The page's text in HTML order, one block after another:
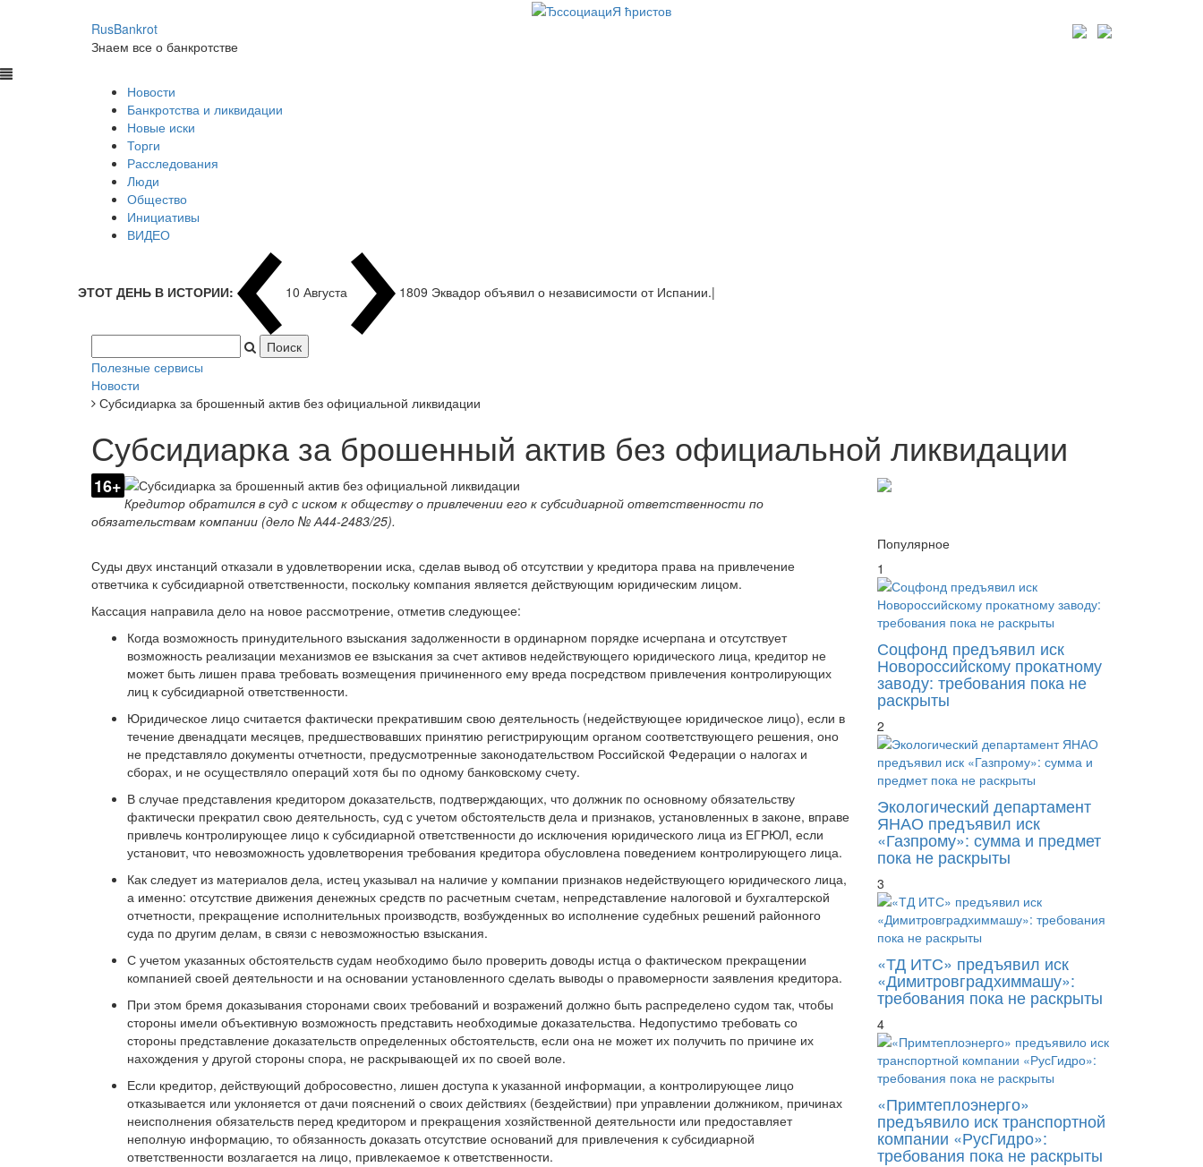
RusBankrot
Знаем все о банкротстве
Новости
Банкротства и ликвидации
Новые иски
Торги
Расследования
Люди
Общество
Инициативы
ВИДЕО
ЭТОТ ДЕНЬ В ИСТОРИИ: 10 Августа 1809 Эквадор объявил о независимости от Испании.|
Полезные сервисы
Новости
Субсидиарка за брошенный актив без официальной ликвидации
Субсидиарка за брошенный актив без официальной ликвидации
16+
Кредитор обратился в суд с иском к обществу о привлечении его к субсидиарной ответственности по
обязательствам компании (дело № А44-2483/25).
Суды двух инстанций отказали в удовлетворении иска, сделав вывод об отсутствии у кредитора права на привлечение
ответчика к субсидиарной ответственности, поскольку компания является действующим юридическим лицом.
Кассация направила дело на новое рассмотрение, отметив следующее:
Когда возможность принудительного взыскания задолженности в ординарном порядке исчерпана и отсутствует
возможность реализации механизмов ее взыскания за счет активов недействующего юридического лица, кредитор не
может быть лишен права требовать возмещения причиненного ему вреда посредством привлечения контролирующих
лиц к субсидиарной ответственности.
Юридическое лицо считается фактически прекратившим свою деятельность (недействующее юридическое лицо), если в
течение двенадцати месяцев, предшествовавших принятию регистрирующим органом соответствующего решения, оно
не представляло документы отчетности, предусмотренные законодательством Российской Федерации о налогах и
сборах, и не осуществляло операций хотя бы по одному банковскому счету.
В случае представления кредитором доказательств, подтверждающих, что должник по основному обязательству
фактически прекратил свою деятельность, суд с учетом обстоятельств дела и признаков, установленных в законе, вправе
привлечь контролирующее лицо к субсидиарной ответственности до исключения юридического лица из ЕГРЮЛ, если
установит, что невозможность удовлетворения требования кредитора обусловлена поведением контролирующего лица.
Как следует из материалов дела, истец указывал на наличие у компании признаков недействующего юридического лица,
а именно: отсутствие движения денежных средств по расчетным счетам, непредставление налоговой и бухгалтерской
отчетности, прекращение исполнительных производств, возбужденных во исполнение судебных решений районного
суда по другим делам, в связи с невозможностью взыскания.
С учетом указанных обстоятельств судам необходимо было проверить доводы истца о фактическом прекращении
компанией своей деятельности и на основании установленного сделать выводы о правомерности заявления кредитора.
При этом бремя доказывания сторонами своих требований и возражений должно быть распределено судом так, чтобы
стороны имели объективную возможность представить необходимые доказательства. Недопустимо требовать со
стороны представление доказательств определенных обстоятельств, если она не может их получить по причине их
нахождения у другой стороны спора, не раскрывающей их по своей воле.
Если кредитор, действующий добросовестно, лишен доступа к указанной информации, а контролирующее лицо
отказывается или уклоняется от дачи пояснений о своих действиях (бездействии) при управлении должником, причинах
неисполнения обязательств перед кредитором и прекращения хозяйственной деятельности или предоставляет
неполную информацию, то обязанность доказать отсутствие оснований для привлечения к субсидиарной
ответственности возлагается на лицо, привлекаемое к ответственности.
Популярное
1
Соцфонд предъявил иск
Новороссийскому прокатному
заводу: требования пока не
раскрыты
2
Экологический департамент
ЯНАО предъявил иск
«Газпрому»: сумма и предмет
пока не раскрыты
3
«ТД ИТС» предъявил иск
«Димитровградхиммашу»:
требования пока не раскрыты
4
«Примтеплоэнерго»
предъявило иск транспортной
компании «РусГидро»:
требования пока не раскрыты